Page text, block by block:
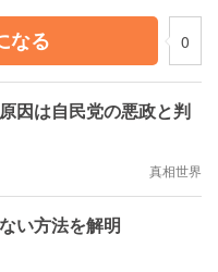
なる
0
因は自民党の悪政と判
真相世界
い方法を解明